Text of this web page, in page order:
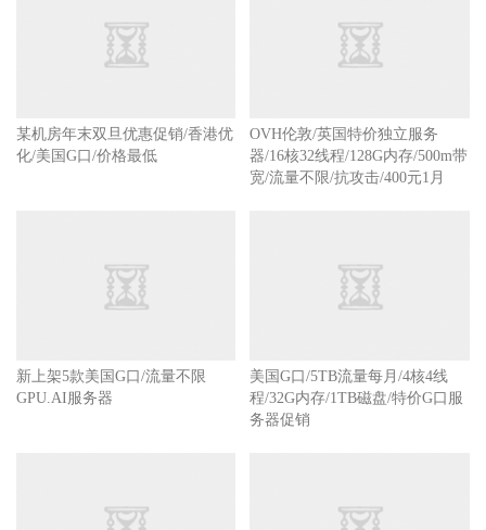
某机房年末双旦优惠促销/香港优
化/美国G口/价格最低
OVH伦敦/英国特价独立服务
器/16核32线程/128G内存/500m带
宽/流量不限/抗攻击/400元1月
新上架5款美国G口/流量不限
GPU.AI服务器
美国G口/5TB流量每月/4核4线
程/32G内存/1TB磁盘/特价G口服
务器促销